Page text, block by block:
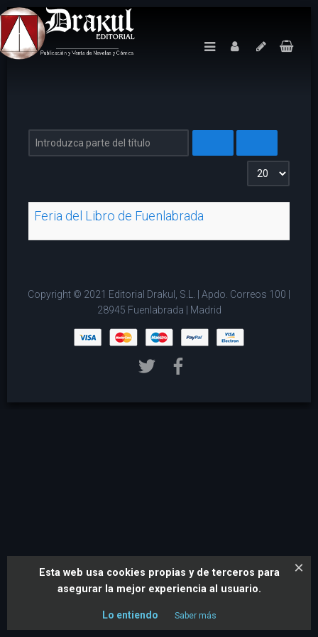
Esta web usa cookies propias y de terceros para
asegurar la mejor experiencia al usuario.
Lo entiendo Saber más
×
Feria del Libro de Fuenlabrada
Copyright © 2021 Editorial Drakul, S.L. | Apdo. Correos 100 |
28945 Fuenlabrada | Madrid